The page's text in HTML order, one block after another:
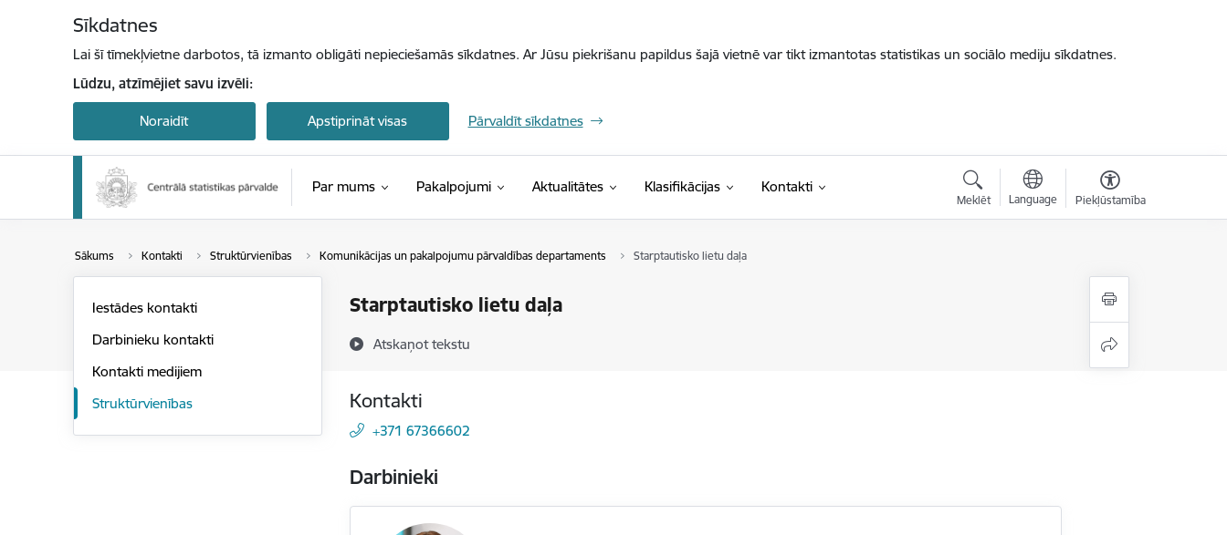
Sīkdatnes
Lai šī tīmekļvietne darbotos, tā izmanto obligāti nepieciešamās sīkdatnes. Ar Jūsu piekrišanu papildus šajā vietnē var tikt izmantotas statistikas un sociālo mediju sīkdatnes.
Lūdzu, atzīmējiet savu izvēli:
Noraidīt Apstiprināt visas Pārvaldīt sīkdatnes
Par mums Pakalpojumi Aktualitātes Klasifikācijas(Ārējā saite)
Kontakti
Meklēt Language Piekļūstamība
Sākums Kontakti Struktūrvienības Komunikācijas un pakalpojumu pārvaldības departaments Starptautisko lietu daļa
Starptautisko lietu daļa
Atskaņot tekstu
Iestādes kontakti
Darbinieku kontakti
Kontakti medijiem
Struktūrvienības
Kontakti
+371 67366602
Darbinieki